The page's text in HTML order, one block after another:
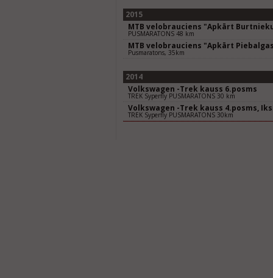
2015
MTB velobrauciens "Apkārt
PUSMARATONS 48 km
MTB velobrauciens "Apkārt
Pusmaratons, 35km
2014
Volkswagen -Trek kauss 6.posms
TREK Syperfly PUSMARATONS 30 km
Volkswagen -Trek kauss 4.posms,
TREK Syperfly PUSMARATONS 30km